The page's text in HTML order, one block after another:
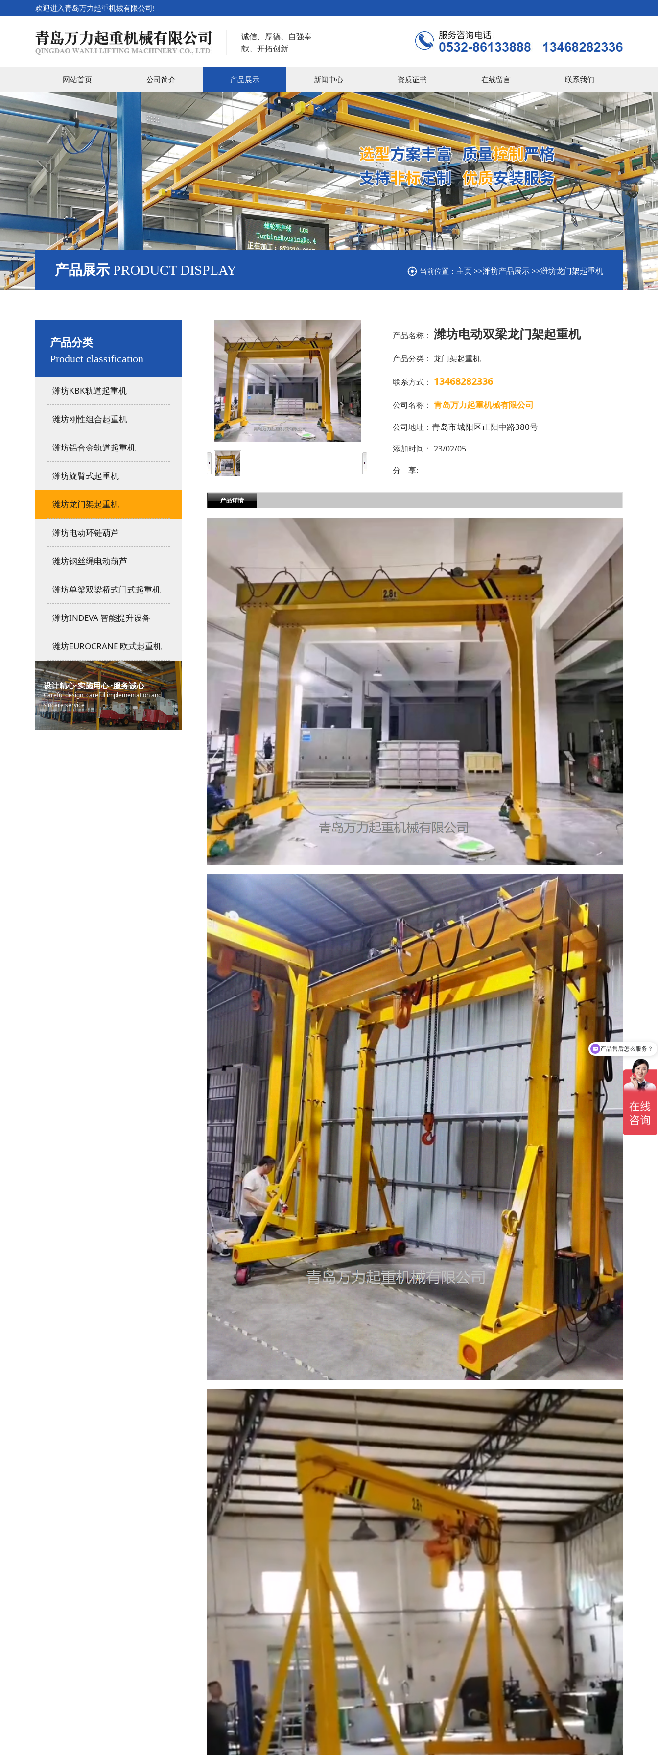
欢迎进入青岛万力起重机械有限公司!
诚信、厚德、自强奉
献、开拓创新
网站首页 公司简介 产品展示 新闻中心 资质证书 在线留言 联系我们
产品展示 PRODUCT DISPLAY 当前位置： 主页 >>潍坊产品展示 >>潍坊龙门架起重机
产品分类
Product classification
潍坊KBK轨道起重机
潍坊刚性组合起重机
潍坊铝合金轨道起重机
潍坊旋臂式起重机
潍坊龙门架起重机
潍坊电动环链葫芦
潍坊钢丝绳电动葫芦
潍坊单梁双梁桥式门式起重机
潍坊INDEVA 智能提升设备
潍坊EUROCRANE 欧式起重机
设计精心·实施用心 ·服务诚心
Careful design, careful implementation and
sincere service
产品名称： 潍坊电动双梁龙门架起重机
产品分类： 龙门架起重机
联系方式： 13468282336
公司名称： 青岛万力起重机械有限公司
公司地址： 青岛市城阳区正阳中路380号
添加时间： 23/02/05
分 享:
产品详情
可以上门确定方案、非标定制么？